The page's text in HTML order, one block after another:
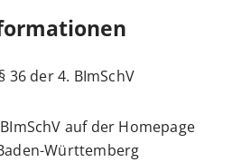
36 der 4. BImSchV
auf der Homepage
Württemberg